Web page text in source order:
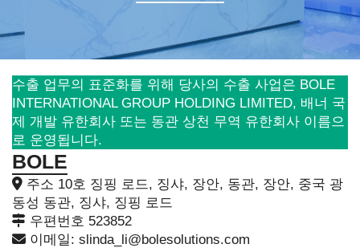
수출 업무의 표준화를 위해 당사의 수출 사업은 BOLE
INTERNATIONAL GROUP HOLDING LIMITED, 배너 국
제 개발 유한회사 또는 동관 상천 무역 유한회사 이름으
로 운영됩니다.
BOLE
주소 10호 징핑 로드, 징샤, 장안, 동관, 장안, 중국 광
동성 동관, 징샤, 징핑 로드
우편번호 523852
이메일: slinda_li@bolesolutions.com